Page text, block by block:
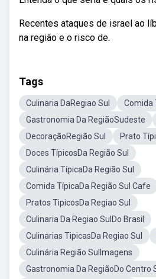
Recentes ataques de israel ao
na região e o risco de.
Tags
Culinaria DaRegiao Sul
Comida
Gastronomia Da RegiãoSudeste
DecoraçãoRegião Sul
Prato
Doces TípicosDa Região Sul
Culinária TípicaDa Região Sul
Comida TípicaDa Região Sul Cafe
Pratos TipicosDa Regiao Sul
Culinaria Da Regiao SulDo Brasil
Culinarias TipicasDa Regiao Sul
Culinária Região SulImagens
Gastronomia Da RegiãoDo Centro